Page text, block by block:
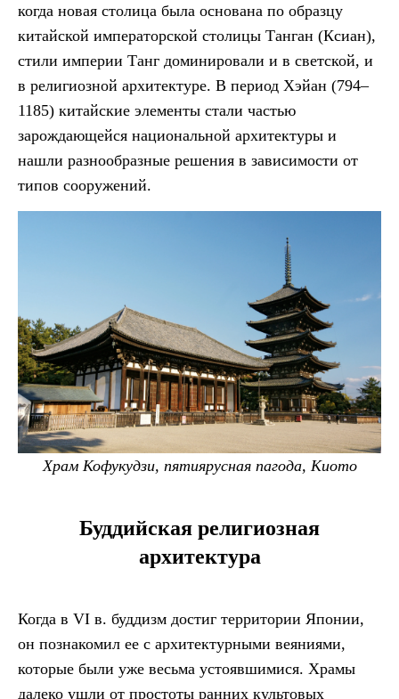
когда новая столица была основана по образцу
китайской императорской столицы Танган (Ксиан),
стили империи Танг доминировали и в светской, и
в религиозной архитектуре. В период Хэйан (794–
1185) китайские элементы стали частью
зарождающейся национальной архитектуры и
нашли разнообразные решения в зависимости от
типов сооружений.
Храм Кофукудзи, пятиярусная пагода, Киото
Буддийская религиозная
архитектура
Когда в VI в. буддизм достиг территории Японии,
он познакомил ее с архитектурными веяниями,
которые были уже весьма устоявшимися. Храмы
далеко ушли от простоты ранних культовых